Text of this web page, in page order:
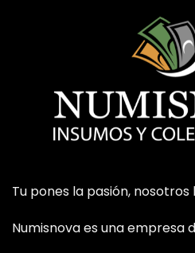
Tu pones la pasión,
Numisnova es una empresa